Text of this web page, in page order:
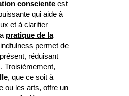
conscienteest
qui aide à
et à clarifier
pratique de la
permet de
réduisant
Troisièmement,
, que ce soit à
ou les arts, offre un